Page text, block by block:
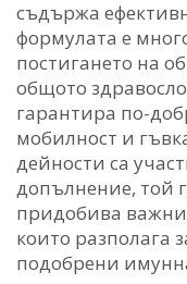
съдържа
формулата е
постигането на
общото
гарантира по-
мобилност и
дейности са
допълнение, той
придобива
които разполага
подобрени